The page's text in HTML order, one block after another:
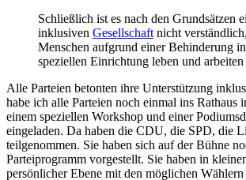
Schließlich ist es nach den Grundsätzen
inklusiven Gesellschaft nicht
Menschen aufgrund einer Behinderung
speziellen Einrichtung leben und arbeiten
Alle Parteien betonten ihre Unterstützung
habe ich alle Parteien noch einmal ins Rathaus
einem speziellen Workshop und einer
eingeladen. Da haben die CDU, die SPD, die
teilgenommen. Sie haben sich auf der Bühne
Parteiprogramm vorgestellt. Sie haben in
persönlicher Ebene mit den möglichen Wählern